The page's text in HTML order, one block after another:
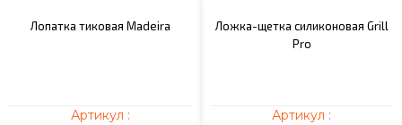
Лопатка тиковая Madeira
Артикул :
Ложка-щетка силиконовая Grill
Pro
Артикул :